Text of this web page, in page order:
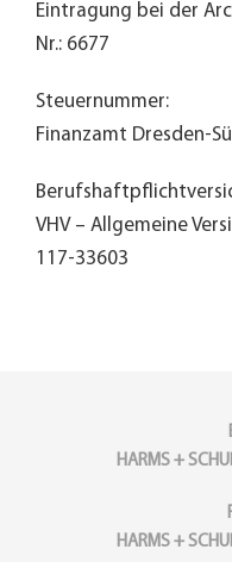
Eintragung bei der
Nr.: 6677
Steuernummer:
Finanzamt Dresden-
VHV – Allgemeine
117-33603
HARMS +
HARMS +